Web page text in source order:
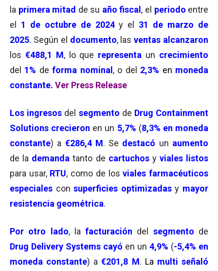
la primera mitad de su año fiscal , el periodo entre
el
1 de octubre de 2024y el
31 de marzo de
2025. Según el documento, lasventas alcanzaron
los €488,1 M, lo que representa un crecimiento
del 1% deforma nominal , o del 2,3% en moneda
constante. Ver Press Release
Los ingresos del segmento de Drug Containment
Solutions crecieron en un 5,7% (8,3% en moneda
constante) a €286,4 M. Se destacó un aumento
de la demanda tanto de cartuchos y viales listos
para usar, RTU, como de losviales farmacéuticos
especiales consuperficies optimizadasy mayor
resistencia geométrica.
Por otro lado, lafacturación del segmento de
Drug Delivery Systems cayó en un 4,9% (-5,4% en
moneda constante) a€201,8 M. La multi señaló